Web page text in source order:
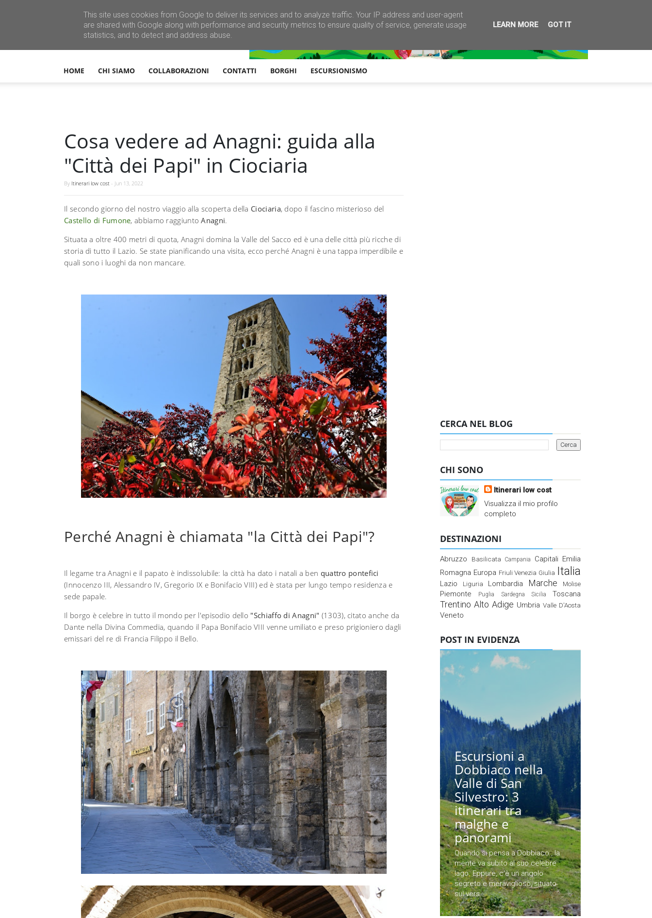
HOME CHI SIAMO COLLABORAZIONI CONTATTI BORGHI ESCURSIONISMO
Cosa vedere ad Anagni: guida alla
"Città dei Papi" in Ciociaria
By Itinerari low cost - Jun 13, 2022
Il secondo giorno del nostro viaggio alla scoperta della Ciociaria, dopo il fascino misterioso del
Castello di Fumone, abbiamo raggiuntoAnagni.
Situata a oltre 400 metri di quota, Anagni domina la Valle del Sacco ed è una delle città più ricche di
storia di tutto il Lazio. Se state pianificando una visita, ecco perché Anagni è una tappa imperdibile e
quali sono i luoghi da non mancare.
Perché Anagni è chiamata "la Città dei Papi"?
Il legame tra Anagni e il papato è indissolubile: la città ha dato i natali a ben quattro pontefici
(Innocenzo III, Alessandro IV, Gregorio IX e Bonifacio VIII) ed è stata per lungo tempo residenza e
sede papale.
Il borgo è celebre in tutto il mondo per l'episodio dello "Schiaffo di Anagni" (1303), citato anche da
Dante nella Divina Commedia, quando il Papa Bonifacio VIII venne umiliato e preso prigioniero dagli
emissari del re di Francia Filippo il Bello.
CERCA NEL BLOG
CHI SONO
Itinerari low cost
Visualizza il mio profilo
completo
DESTINAZIONI
Abruzzo Basilicata Campania Capitali Emilia
Romagna Europa Friuli Venezia Giulia Italia
Lazio Liguria Lombardia Marche Molise
Piemonte Puglia Sardegna Sicilia Toscana
Trentino Alto Adige Umbria Valle D'Aosta
Veneto
POST IN EVIDENZA
Escursioni a
Dobbiaco nella
Valle di San
Silvestro: 3
itinerari tra
malghe e
panorami
Quando si pensa a Dobbiaco , la
mente va subito al suo celebre
lago. Eppure, c'è un angolo
segreto e meraviglioso, situato
sul vers...
This site uses cookies from Google to deliver its services and to analyze traffic. Your IP address and user-agent
are shared with Google along with performance and security metrics to ensure quality of service, generate usage
statistics, and to detect and address abuse.
LEARN MORE GOT IT